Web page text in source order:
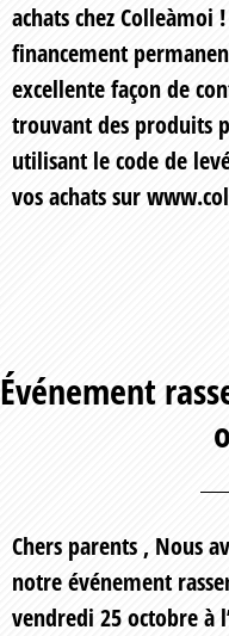
achats chez Colleàmoi !
financement
excellente façon de
trouvant des produits
utilisant le code de
vos achats sur
Événement
Chers parents , Nous
notre événement
vendredi 25 octobre à